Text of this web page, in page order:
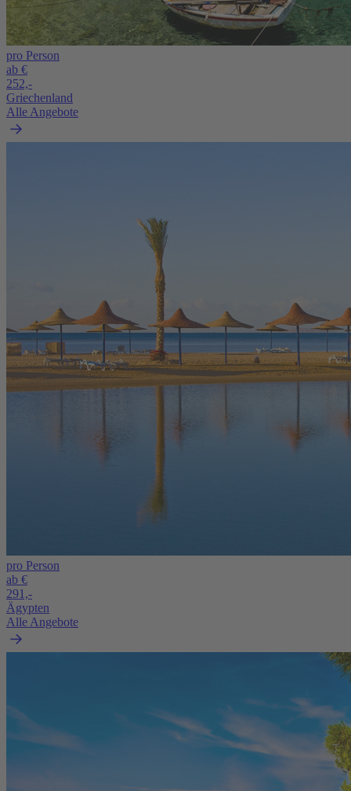
pro Person
ab €
252,-
Griechenland
Alle Angebote
pro Person
ab €
291,-
Ägypten
Alle Angebote